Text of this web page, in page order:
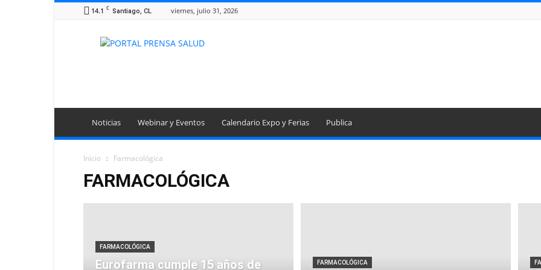
14.1 C Santiago, CL viernes, julio 31, 2026
Portal
Noticias Webinar y Eventos Calendario Expo y Ferias Publica
Inicio Farmacológica
FARMACOLÓGICA
FARMACOLÓGICA
Eurofarma cumple 15 años de
FARMACOLÓGICA